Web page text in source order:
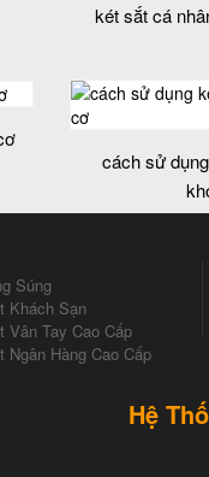
két sắt cá
cách sử
Súng
Khách Sạn
Vân Tay Cao Cấp
Ngân Hàng Cao Cấp
Hệ